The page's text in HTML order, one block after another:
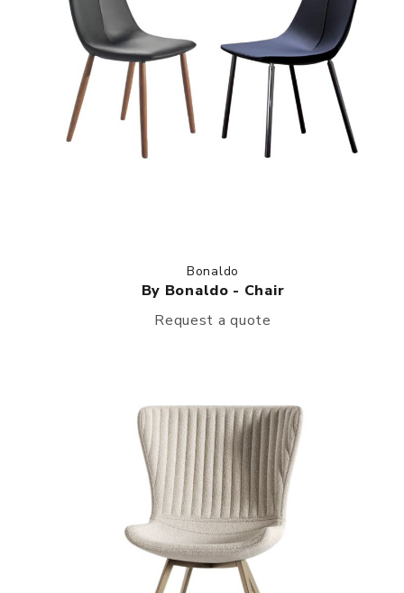
Bonaldo
By Bonaldo - Chair
Request a quote